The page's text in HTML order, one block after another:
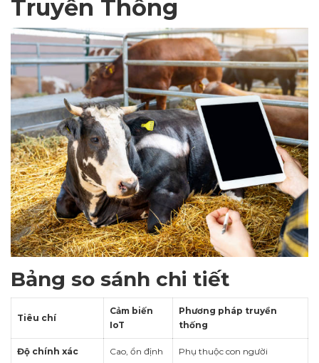
Truyền Thống
Bảng so sánh chi tiết
Tiêu chí
Cảm biến
IoT
Phương pháp truyền
thống
Độ chính xác Cao, ổn định Phụ thuộc con người